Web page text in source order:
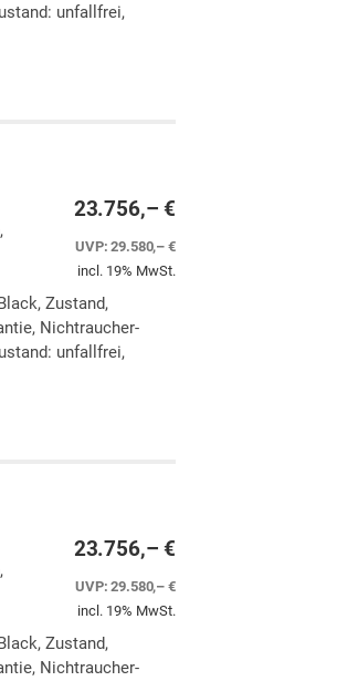
unfallfrei,
23.756,– €
UVP:29.580,– €
incl. 19% MwSt.
Zustand,
Nichtraucher-
unfallfrei,
23.756,– €
UVP:29.580,– €
incl. 19% MwSt.
Zustand,
Nichtraucher-